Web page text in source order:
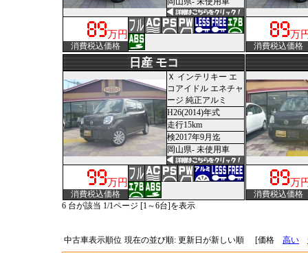
万円
消費税込価格
万
消費税込価格
日産 モコ
Ｘ インテリキー エ
コアイドル エネチャ
ージ 純正アルミ
H26(2014)年式
走行15km
検2017年9月迄
岡山県- 未使用車
万円
消費税込価格
万
消費税込価格
6 台が該当 1/1ページ [1～6台]を表示
中古車表示順位 現在の並び順: 更新日が新しい順 [価格 高い